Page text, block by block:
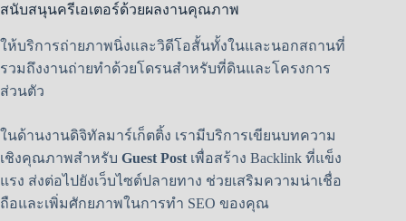
สนับสนุนครีเอเตอร์ด้วยผลงานคุณภาพ
ให้บริการถ่ายภาพนิ่งและวิดีโอสั้นทั้งในและนอกสถานที่
รวมถึงงานถ่ายทำด้วยโดรนสำหรับที่ดินและโครงการ
ส่วนตัว
ในด้านงานดิจิทัลมาร์เก็ตติ้ง เรามีบริการเขียนบทความ
เชิงคุณภาพสำหรับ Guest Post เพื่อสร้าง Backlink ที่แข็ง
แรง ส่งต่อไปยังเว็บไซต์ปลายทาง ช่วยเสริมความน่าเชื่อ
ถือและเพิ่มศักยภาพในการทำ SEO ของคุณ